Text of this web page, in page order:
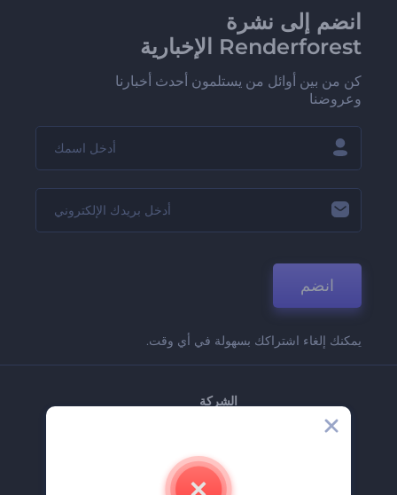
انضم إلى نشرة
Renderforest الإخبارية
كن من بين أوائل من يستلمون أحدث أخبارنا
وعروضنا
انضم
يمكنك إلغاء اشتراكك بسهولة في أي وقت.
الشركة
اتصل بنا
وظائف